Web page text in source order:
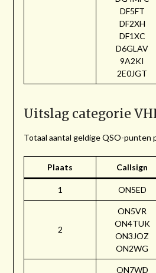
DF5FT
DF2XH
DF1XC
D6GLAV
9A2KI
2E0JGT
Uitslag categorie
Totaal aantal geldige QSO-punten
Plaats Callsign
1 ON5ED
2
ON5VR
ON4TUK
ON3JOZ
ON2WG
ON7WD